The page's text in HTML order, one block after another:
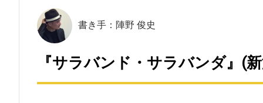
書き手：陣野 俊史
『サラバンド・サラバンダ』(